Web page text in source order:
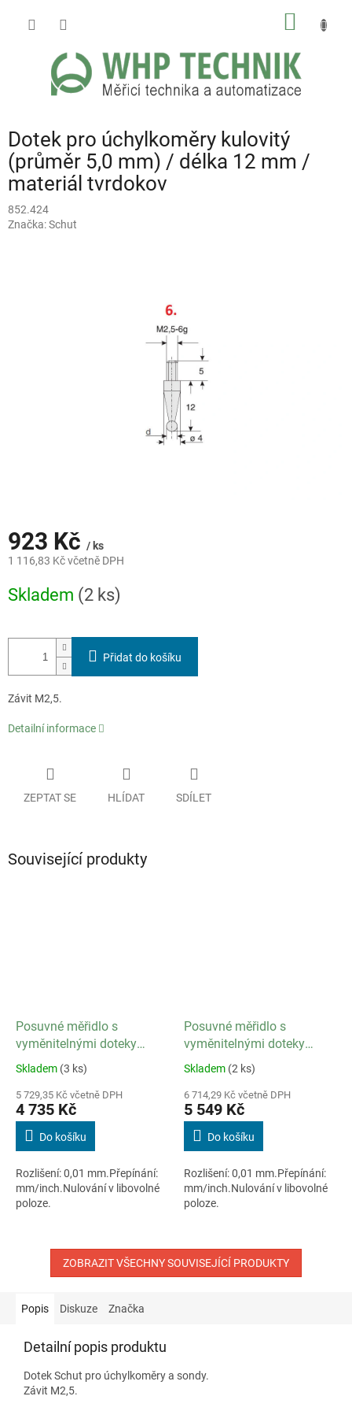
Dotek pro úchylkoměry kulovitý
(průměr 5,0 mm) / délka 12 mm /
materiál tvrdokov
852.424
Značka:Schut
923 Kč / ks
1 116,83 Kč včetně DPH
cena:
Skladem (2 ks)
Přidat do košíku
Závit M2,5.
Detailní informace
ZEPTAT SE HLÍDAT SDÍLET
Související produkty
Posuvné měřidlo s
vyměnitelnými doteky
digitální 0 až 150 mm
Skladem (3 ks)
5 729,35 Kč včetně DPH
4 735 Kč
Do košíku
Rozlišení: 0,01 mm.Přepínání:
mm/inch.Nulování v libovolné
poloze.
Posuvné měřidlo s
vyměnitelnými doteky
digitální 0 až 200 mm
Skladem (2 ks)
6 714,29 Kč včetně DPH
5 549 Kč
Do košíku
Rozlišení: 0,01 mm.Přepínání:
mm/inch.Nulování v libovolné
poloze.
ZOBRAZIT VŠECHNY SOUVISEJÍCÍ PRODUKTY
Popis Diskuze Značka
Detailní popis produktu
Dotek Schut pro úchylkoměry a sondy.
Závit M2,5.